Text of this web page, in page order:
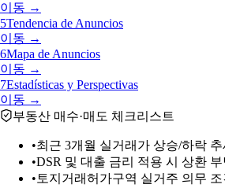
이동 →
5Tendencia de Anuncios
이동 →
6Mapa de Anuncios
이동 →
7Estadísticas y Perspectivas
이동 →
부동산 매수·매도 체크리스트
•최근 3개월 실거래가 상승/하락
•DSR 및 대출 금리 적용 시 상환 부
• 토지거래허가구역 실거주 의무 조